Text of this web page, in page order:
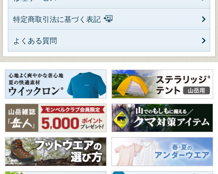
特定商取引法に基づく表記
よくある質問